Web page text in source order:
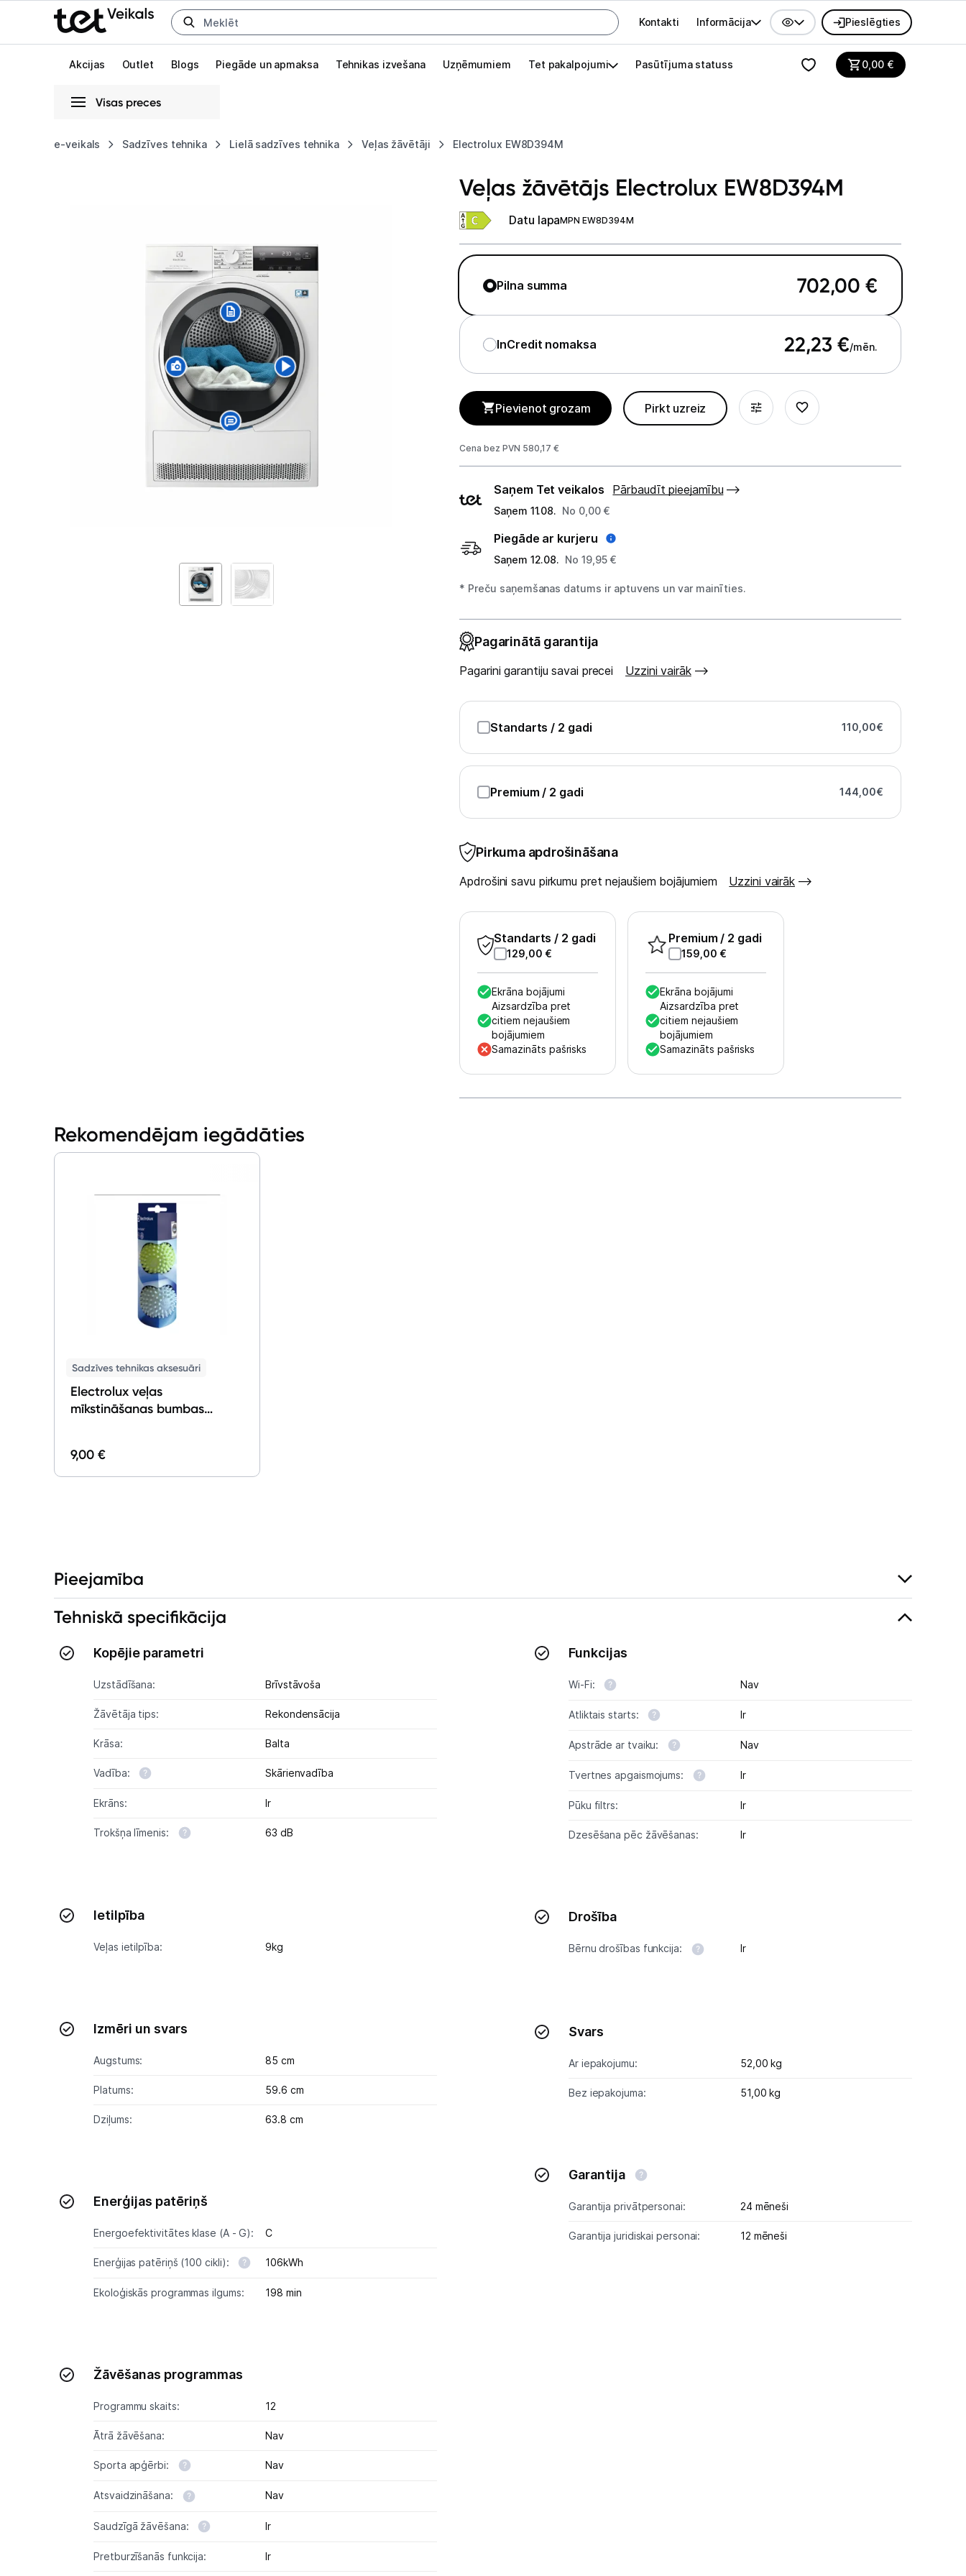
Uz kategorijam Uz galveno saturu
Galvenes izvēlne
Kontakti Informācija Pieslēgties
Akcijas Outlet Blogs Piegāde un apmaksa Tehnikas izvešana Uzņēmumiem Tet pakalpojumi Pasūtījuma statuss 0,00€
Visas preces
e-veikals Sadzīves tehnika Lielā sadzīves tehnika Veļas žāvētāji Electrolux EW8D394M
Pieslēgties
Akcijas
Izvēlies kāroto ierīci izdevīgāk!
Telefoni, planšetdatori
Sadzīves tehnika
Trauku mazgājamās mašīnas
Sadzīves tehnikas aksesuāri
Aksesuāri tvaika nosūcējiem
Iebūvējamā tehnika
Kafijas pagatavošana
Mazā virtuves tehnika
Ražotāju atjaunota tehnika
EW8D394M
Veļas žāvētājs Electrolux EW8D394M
Datu lapaMPN EW8D394M
Pilna summa 702,00 €
InCredit nomaksa 22,23 €/mēn.
Pievienot grozam Pirkt uzreiz
Cena bez PVN 580,17 €
Piegādes
veidi
Saņem Tet veikalos Pārbaudīt pieejamību
Saņem 11.08. No 0,00 €
Piegāde ar kurjeru
Saņem 12.08. No 19,95 €
* Preču saņemšanas datums ir aptuvens un var mainīties.
Pirkuma apdrošināšana
Apdrošini savu pirkumu pret nejaušiem bojājumiem Uzzini vairāk
Standarts / 2 gadi
129,00 €
Ekrāna bojājumi
Aizsardzība pret
citiem nejaušiem
bojājumiem
Samazināts pašrisks
Premium / 2 gadi
159,00 €
Ekrāna bojājumi
Aizsardzība pret
citiem nejaušiem
bojājumiem
Samazināts pašrisks
Pagarinātā garantija
Pagarini garantiju savai precei Uzzini vairāk
Standarts / 2 gadi 110,00€
Premium / 2 gadi 144,00€
Rekomendējam iegādāties
Sadzīves tehnikas aksesuāri
Electrolux veļas
mīkstināšanas bumbas
9,00 €
Pieejamība
Tehniskā specifikācija
Kopējie parametri
Uzstādīšana: Brīvstāvoša
Žāvētāja tips: Rekondensācija
Krāsa: Balta
Vadība: Skārienvadība
Ekrāns: Ir
Trokšņa līmenis: 63 dB
Ietilpība
Veļas ietilpība: 9kg
Izmēri un svars
Augstums: 85 cm
Platums: 59.6 cm
Dziļums: 63.8 cm
Enerģijas patēriņš
Energoefektivitātes klase (A - G): C
Enerģijas patēriņš (100 cikli): 106kWh
Ekoloģiskās programmas ilgums: 198 min
Žāvēšanas programmas
Programmu skaits: 12
Ātrā žāvēšana: Nav
Sporta apģērbi: Nav
Atsvaidzināšana: Nav
Saudzīgā žāvēšana: Ir
Pretburzīšanās funkcija: Ir
Funkcijas
Wi-Fi: Nav
Atliktais starts: Ir
Apstrāde ar tvaiku: Nav
Tvertnes apgaismojums: Ir
Pūku filtrs: Ir
Dzesēšana pēc žāvēšanas: Ir
Drošība
Bērnu drošības funkcija: Ir
Svars
Ar iepakojumu: 52,00 kg
Bez iepakojuma: 51,00 kg
Garantija
Garantija privātpersonai: 24 mēneši
Garantija juridiskai personai: 12 mēneši